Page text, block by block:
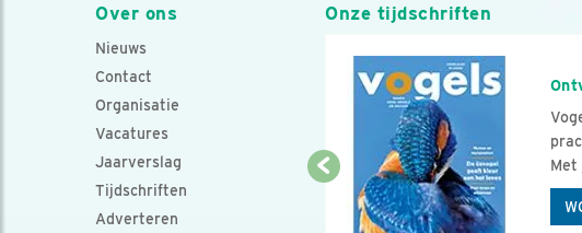
Over ons
Nieuws
Contact
Organisatie
Vacatures
Jaarverslag
Tijdschriften
Adverteren
Onze tijdschriften
Met